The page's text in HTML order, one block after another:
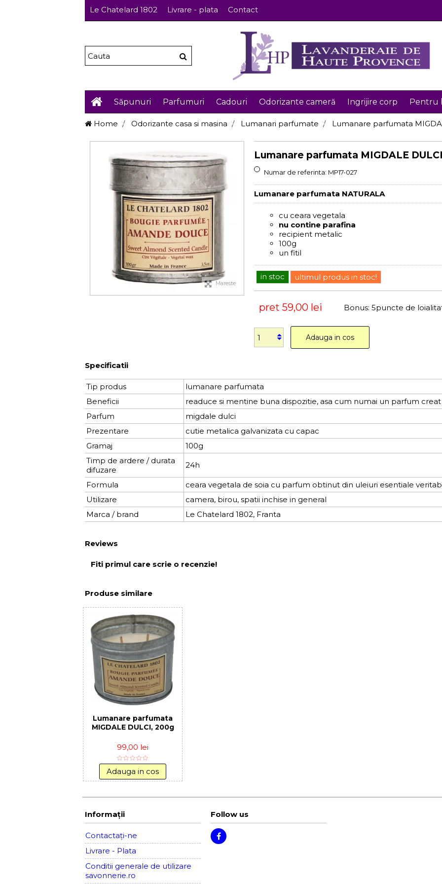
Le Chatelard 1802 Livrare - plata Contact
Săpunuri Parfumuri Cadouri Odorizante cameră Ingrijire corp Pentru
Home Odorizante casa si masina Lumanari parfumate Lumanare parfumata
Mareste
Lumanare parfumata MIGDALE
Numar de referinta: MP17-027
Lumanare parfumata NATURALA
cu ceara vegetala
nu contine parafina
recipient metalic
100g
un fitil
in stoc ultimul produs in stoc!
pret59,00 lei Bonus:5puncte de
Adauga in cos
Specificatii
Tip produs
lumanare parfumata
Beneficii
readuce si mentine buna dispozitie, asa cum numai un parfum
Parfum
migdale dulci
Prezentare
cutie metalica galvanizata cu capac
Gramaj
100g
Timp de ardere / durata
difuzare
24h
Formula
ceara vegetala de soia cu parfum obtinut din uleiuri esentiale
Utilizare
camera, birou, spatii inchise in general
Marca / brand
Le Chatelard 1802, Franta
Reviews
Fiti primul care scrie o recenzie!
Produse similare
Lumanare parfumata
MIGDALE DULCI, 200g
99,00 lei
Adauga in cos
Informaţii
Contactați-ne
Livrare - Plata
Conditii generale de utilizare
savonnerie.ro
Follow us